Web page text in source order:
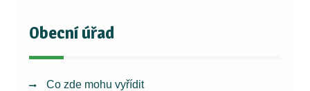
Obecní úřad
Co zde mohu vyřídit